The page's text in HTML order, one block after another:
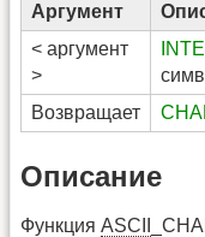
Аргумент
< аргумент
>
Возвращает
Описание
Функция ASCII